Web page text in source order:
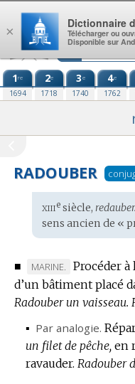
Aller au contenu
1re
1694
2e
1718
3e
1740
4e
1762
RADOUBER
Étymologie
:
xiiiesiècle, redauber.
sens ancien de «
■
MARQUE
DE
DOMAINE
MARINE.
Procéder
d’un bâtiment placé
Radouber un vaisseau.
▪ Par analogie.
un filet de pêche, en
ravauder. Radouber
×
Dictionnaire
Télécharger ou
Disponible sur